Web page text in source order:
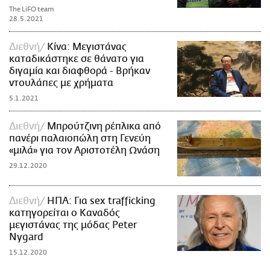
The LiFO team
28.5.2021
Διεθνή
Κίνα: Μεγιστάνας
καταδικάστηκε σε θάνατο για
διγαμία και διαφθορά - Βρήκαν
ντουλάπες με χρήματα
5.1.2021
Διεθνή
Μπρούτζινη ρέπλικα από
πανέρι παλαιοπώλη στη Γενεύη
«μιλά» για τον Αριστοτέλη Ωνάση
29.12.2020
Διεθνή
ΗΠΑ: Για sex trafficking
κατηγορείται ο Καναδός
μεγιστάνας της μόδας Peter
Nygard
15.12.2020